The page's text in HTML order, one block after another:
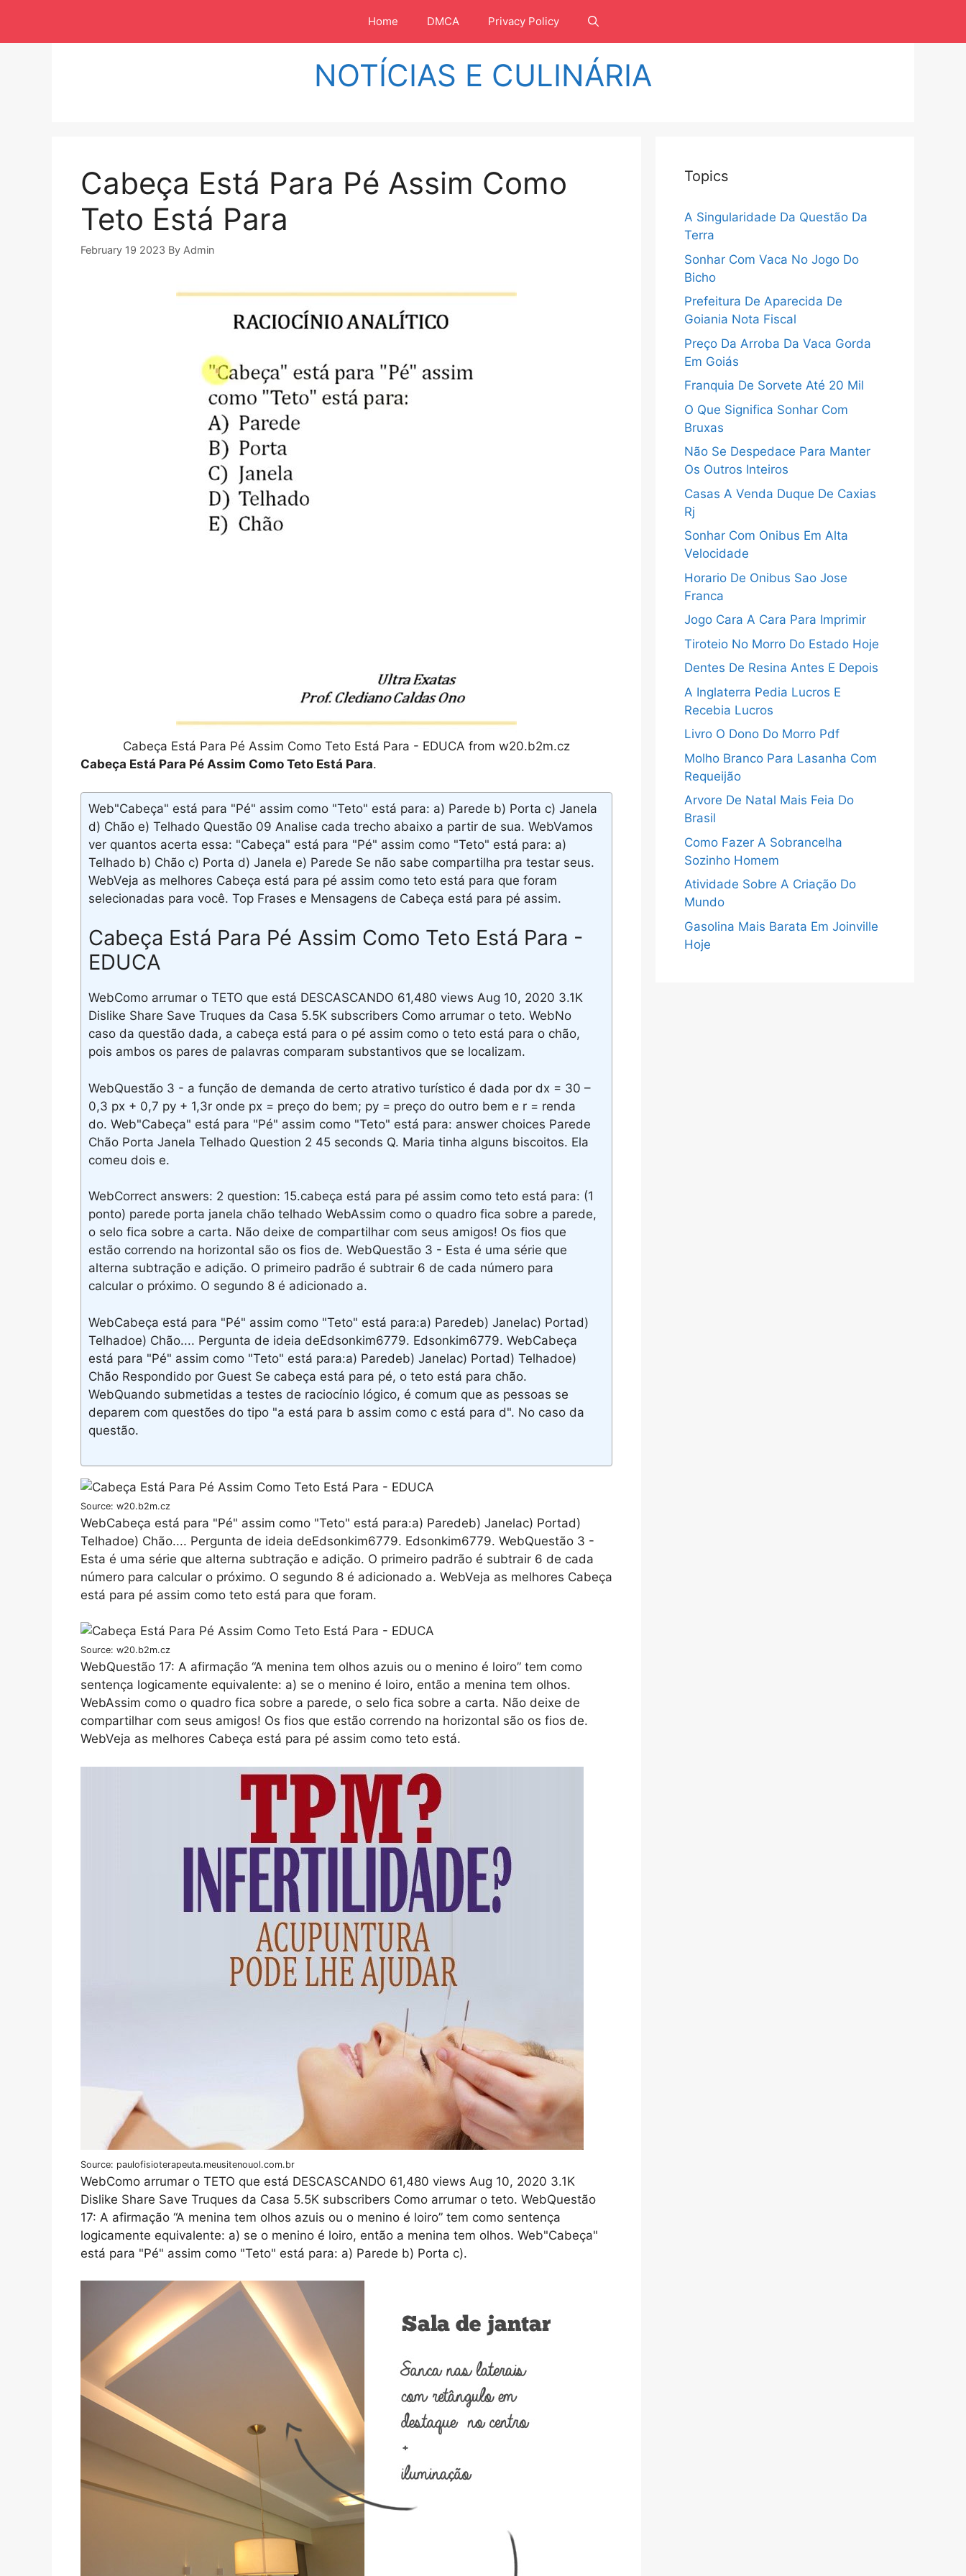
isi
Home DMCA Privacy Policy
NOTÍCIAS E CULINÁRIA
Cabeça Está Para Pé Assim Como
Teto Está Para
February 19 2023 By Admin
Cabeça Está Para Pé Assim Como Teto Está Para - EDUCA from w20.b2m.cz
Cabeça Está Para Pé Assim Como Teto Está Para.
Web"Cabeça" está para "Pé" assim como "Teto" está para: a) Parede b) Porta c) Janela
d) Chão e) Telhado Questão 09 Analise cada trecho abaixo a partir de sua. WebVamos
ver quantos acerta essa: "Cabeça" está para "Pé" assim como "Teto" está para: a)
Telhado b) Chão c) Porta d) Janela e) Parede Se não sabe compartilha pra testar seus.
WebVeja as melhores Cabeça está para pé assim como teto está para que foram
selecionadas para você. Top Frases e Mensagens de Cabeça está para pé assim.
Cabeça Está Para Pé Assim Como Teto Está Para -
EDUCA
WebComo arrumar o TETO que está DESCASCANDO 61,480 views Aug 10, 2020 3.1K
Dislike Share Save Truques da Casa 5.5K subscribers Como arrumar o teto. WebNo
caso da questão dada, a cabeça está para o pé assim como o teto está para o chão,
pois ambos os pares de palavras comparam substantivos que se localizam.
WebQuestão 3 - a função de demanda de certo atrativo turístico é dada por dx = 30 –
0,3 px + 0,7 py + 1,3r onde px = preço do bem; py = preço do outro bem e r = renda
do. Web"Cabeça" está para "Pé" assim como "Teto" está para: answer choices Parede
Chão Porta Janela Telhado Question 2 45 seconds Q. Maria tinha alguns biscoitos. Ela
comeu dois e.
WebCorrect answers: 2 question: 15.cabeça está para pé assim como teto está para: (1
ponto) parede porta janela chão telhado WebAssim como o quadro fica sobre a parede,
o selo fica sobre a carta. Não deixe de compartilhar com seus amigos! Os fios que
estão correndo na horizontal são os fios de. WebQuestão 3 - Esta é uma série que
alterna subtração e adição. O primeiro padrão é subtrair 6 de cada número para
calcular o próximo. O segundo 8 é adicionado a.
WebCabeça está para "Pé" assim como "Teto" está para:a) Paredeb) Janelac) Portad)
Telhadoe) Chão.... Pergunta de ideia deEdsonkim6779. Edsonkim6779. WebCabeça
está para "Pé" assim como "Teto" está para:a) Paredeb) Janelac) Portad) Telhadoe)
Chão Respondido por Guest Se cabeça está para pé, o teto está para chão.
WebQuando submetidas a testes de raciocínio lógico, é comum que as pessoas se
deparem com questões do tipo "a está para b assim como c está para d". No caso da
questão.
Source: w20.b2m.cz
WebCabeça está para "Pé" assim como "Teto" está para:a) Paredeb) Janelac) Portad)
Telhadoe) Chão.... Pergunta de ideia deEdsonkim6779. Edsonkim6779. WebQuestão 3 -
Esta é uma série que alterna subtração e adição. O primeiro padrão é subtrair 6 de cada
número para calcular o próximo. O segundo 8 é adicionado a. WebVeja as melhores Cabeça
está para pé assim como teto está para que foram.
Source: w20.b2m.cz
WebQuestão 17: A afirmação “A menina tem olhos azuis ou o menino é loiro” tem como
sentença logicamente equivalente: a) se o menino é loiro, então a menina tem olhos.
WebAssim como o quadro fica sobre a parede, o selo fica sobre a carta. Não deixe de
compartilhar com seus amigos! Os fios que estão correndo na horizontal são os fios de.
WebVeja as melhores Cabeça está para pé assim como teto está.
Source: paulofisioterapeuta.meusitenouol.com.br
WebComo arrumar o TETO que está DESCASCANDO 61,480 views Aug 10, 2020 3.1K
Dislike Share Save Truques da Casa 5.5K subscribers Como arrumar o teto. WebQuestão
17: A afirmação “A menina tem olhos azuis ou o menino é loiro” tem como sentença
logicamente equivalente: a) se o menino é loiro, então a menina tem olhos. Web"Cabeça"
está para "Pé" assim como "Teto" está para: a) Parede b) Porta c).
Topics
A Singularidade Da Questão Da
Terra
Sonhar Com Vaca No Jogo Do
Bicho
Prefeitura De Aparecida De
Goiania Nota Fiscal
Preço Da Arroba Da Vaca Gorda
Em Goiás
Franquia De Sorvete Até 20 Mil
O Que Significa Sonhar Com
Bruxas
Não Se Despedace Para Manter
Os Outros Inteiros
Casas A Venda Duque De Caxias
Rj
Sonhar Com Onibus Em Alta
Velocidade
Horario De Onibus Sao Jose
Franca
Jogo Cara A Cara Para Imprimir
Tiroteio No Morro Do Estado Hoje
Dentes De Resina Antes E Depois
A Inglaterra Pedia Lucros E
Recebia Lucros
Livro O Dono Do Morro Pdf
Molho Branco Para Lasanha Com
Requeijão
Arvore De Natal Mais Feia Do
Brasil
Como Fazer A Sobrancelha
Sozinho Homem
Atividade Sobre A Criação Do
Mundo
Gasolina Mais Barata Em Joinville
Hoje